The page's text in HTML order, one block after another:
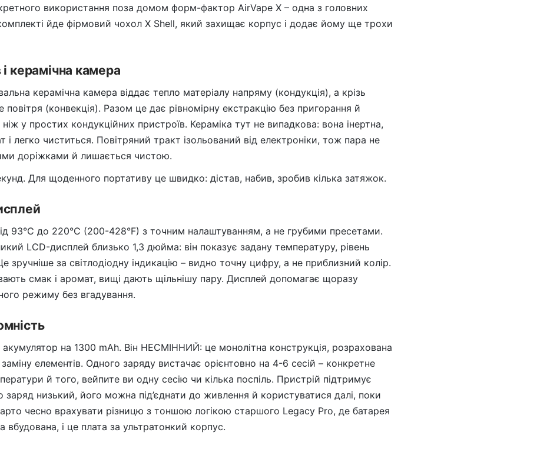
використання поза домом форм-фактор AirVape X – одна з головних
йде фірмовий чохол X Shell, який захищає корпус і додає йому ще трохи
і керамічна камера
керамічна камера віддає тепло матеріалу напряму (кондукція), а крізь
(конвекція). Разом це дає рівномірну екстракцію без пригорання й
у простих кондукційних пристроїв. Кераміка тут не випадкова: вона інертна,
і легко чиститься. Повітряний тракт ізольований від електроніки, тож пара не
доріжками й лишається чистою.
Для щоденного портативу це швидко: дістав, набив, зробив кілька затяжок.
93°C до 220°C (200-428°F) з точним налаштуванням, а не грубими пресетами.
LCD-дисплей близько 1,3 дюйма: він показує задану температуру, рівень
зручніше за світлодіодну індикацію – видно точну цифру, а не приблизний колір.
смак і аромат, вищі дають щільнішу пару. Дисплей допомагає щоразу
режиму без вгадування.
на 1300 mAh. Він НЕСМІННИЙ: це монолітна конструкція, розрахована
елементів. Одного заряду вистачає орієнтовно на 4-6 сесій – конкретне
й того, вейпите ви одну сесію чи кілька поспіль. Пристрій підтримує
заряд низький, його можна під’єднати до живлення й користуватися далі, поки
чесно врахувати різницю з тоншою логікою старшого Legacy Pro, де батарея
вбудована, і це плата за ультратонкий корпус.